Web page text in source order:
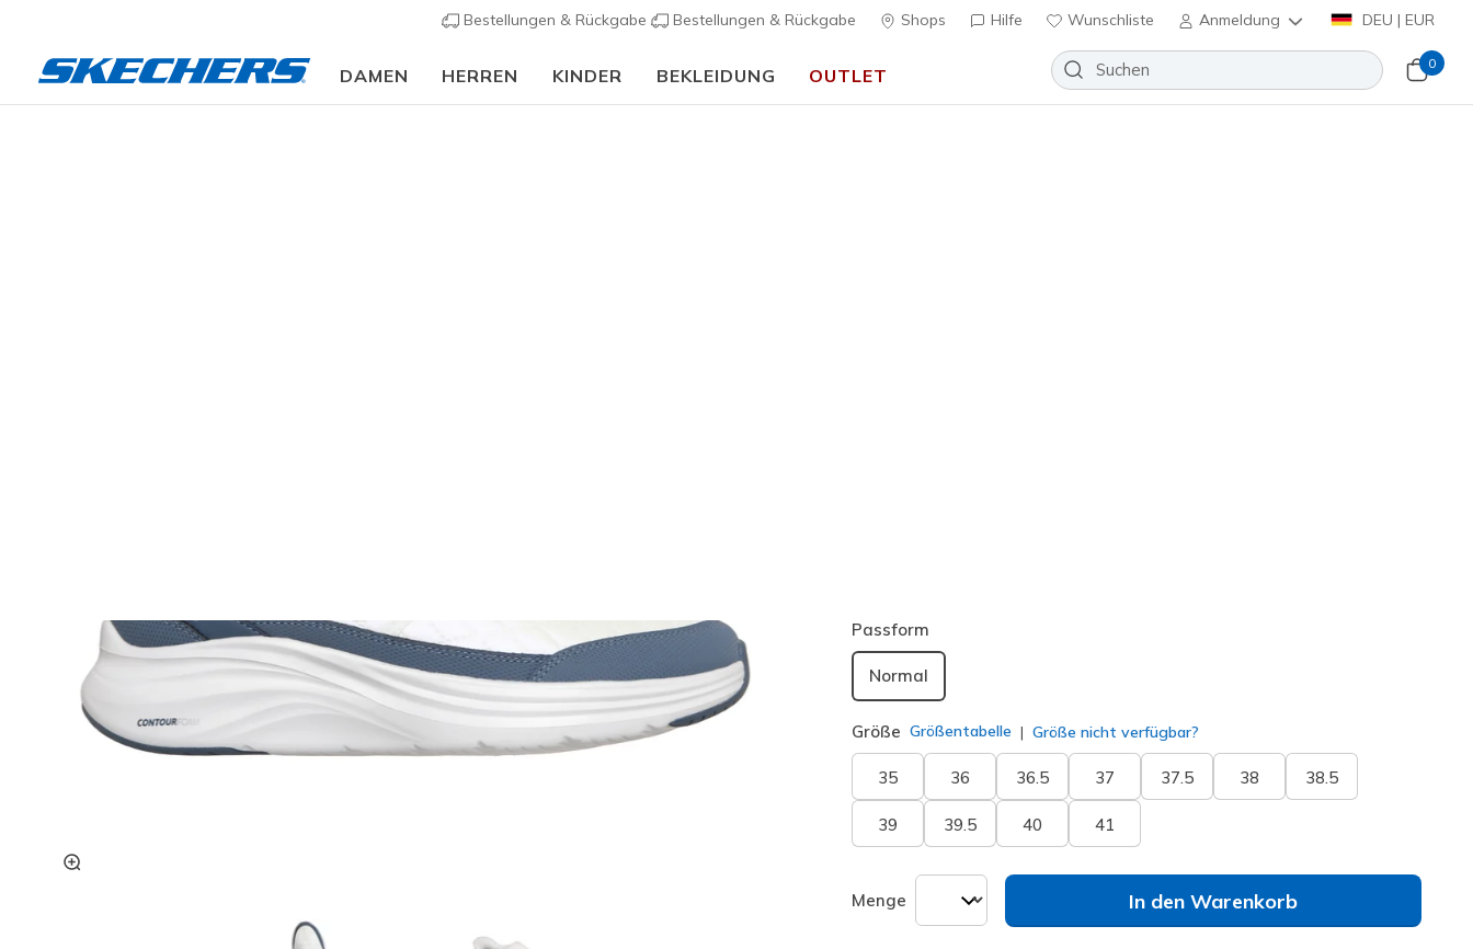
Bestellungen & Rückgabe Bestellungen & Rückgabe Shops Hilfe Wunschliste Anmeldung DEU | EUR
DAMEN HERREN KINDER BEKLEIDUNG OUTLET
0
Passform
Normal
Größe Größentabelle Größe nicht verfügbar?
35 36 36.5 37 37.5 38 38.5
39 39.5 40 41
Menge In den Warenkorb